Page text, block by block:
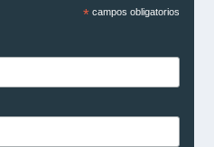
*campos obligatorios